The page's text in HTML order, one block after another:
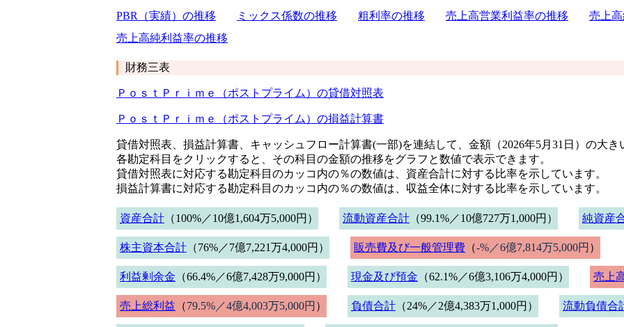
PBR（実績）の推移
ミックス係数の推移 粗利率の推移 売上高営業利益率の推移
売上
売上高純利益率の推移
財務三表
ＰｏｓｔＰｒｉｍｅ（ポストプライム）の貸借対照表
ＰｏｓｔＰｒｉｍｅ（ポストプライム）の損益計算書
貸借対照表、損益計算書、キャッシュフロー計算書(一部)を連結して、金額（2026年5月31日）の大き
各勘定科目をクリックすると、その科目の金額の推移をグラフと数値で表示できます。
貸借対照表に対応する勘定科目のカッコ内の％の数値は、資産合計に対する比率を示しています。
損益計算書に対応する勘定科目のカッコ内の％の数値は、収益全体に対する比率を示しています。
資産合計 （100%／10億1,604万5,000円） 流動資産合計 （99.1%／10億727万1,000円） 純資産
株主資本合計 （76%／7億7,221万4,000円） 販売費及び一般管理費 （-%／6億7,814万5,000円 ）
利益剰余金 （66.4%／6億7,428万9,000円） 現金及び預金 （62.1%／6億3,106万4,000円） 売上
売上総利益 （79.5%／4億4,003万5,000円 ） 負債合計 （24%／2億4,383万1,000円） 流動負債合